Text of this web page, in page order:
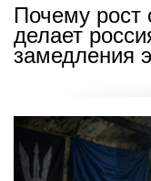
Почему рост
делает
замедления